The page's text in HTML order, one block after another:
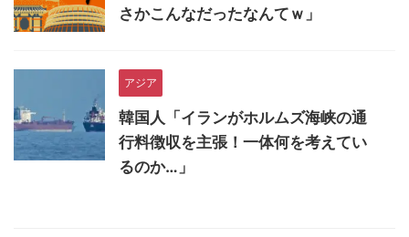
さかこんなだったなんてｗ」
アジア
韓国人「イランがホルムズ海峡の通
行料徴収を主張！一体何を考えてい
るのか…」